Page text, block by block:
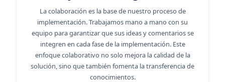
La colaboración es la base de nuestro proceso de
implementación. Trabajamos mano a mano con su
equipo para garantizar que sus ideas y comentarios se
integren en cada fase de la implementación. Este
enfoque colaborativo no solo mejora la calidad de la
solución, sino que también fomenta la transferencia de
conocimientos.